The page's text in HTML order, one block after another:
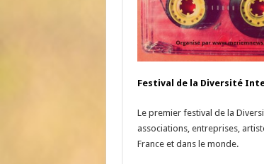
Festival de la Diversité
Le premier festival de la
associations, entreprises,
France et dans le monde.